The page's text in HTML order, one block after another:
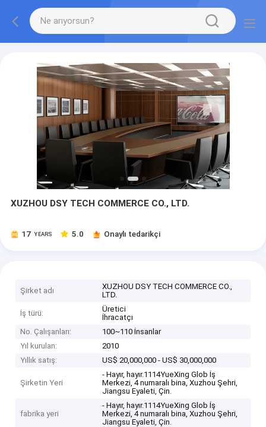
XUZHOU DSY TECH COMMERCE CO., LTD.
17 YEARS 5.0 Onaylı tedarikçi
Şirket adı
XUZHOU DSY TECH COMMERCE CO.,
LTD.
İş türü:
Üretici
İhracatçı
No. Çalışanları:
100~110 İnsanlar
Yıl kurulan:
2010
Yıllık satış:
US$ 20,000,000 - US$ 30,000,000
Şirketin Yeri
- Hayır, hayır.1114YueXing Glob İş
Merkezi, 4 numaralı bina, Xuzhou Şehri,
Jiangsu Eyaleti, Çin.
fabrika yeri
- Hayır, hayır.1114YueXing Glob İş
Merkezi, 4 numaralı bina, Xuzhou Şehri,
Jiangsu Eyaleti, Çin.